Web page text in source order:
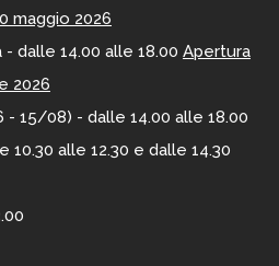
maggio 2026
dalle 14.00 alle 18.00 Apertura
2026
15/08) - dalle 14.00 alle 18.00
alle 12.30 e dalle 14.30